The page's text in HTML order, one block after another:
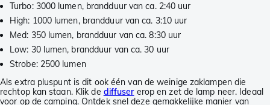
Turbo: 3000 lumen, brandduur van ca. 2:40 uur
High: 1000 lumen, brandduur van ca. 3:10 uur
Med: 350 lumen, brandduur van ca. 8:30 uur
Low: 30 lumen, brandduur van ca. 30 uur
Strobe: 2500 lumen
Als extra pluspunt is dit ook één van de weinige zaklampen die
rechtop kan staan. Klik de diffusererop en zet de lamp neer. Ideaal
voor op de camping. Ontdek snel deze gemakkelijke manier van